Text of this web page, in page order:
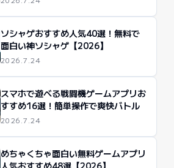
ソシャゲおすすめ人気40選！無料で
面白い神ソシャゲ【2026】
2026.7.24
スマホで遊べる戦闘機ゲームアプリお
すすめ16選！簡単操作で爽快バトル
2026.7.24
めちゃくちゃ面白い無料ゲームアプリ
人気おすすめ48選【2026】